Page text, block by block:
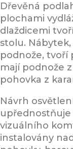
Dřevěná
plochami
dlaždicemi
stolu.
podnože, tvoří
mají podnože
pohovka z
Návrh
vizuálního
instalovány